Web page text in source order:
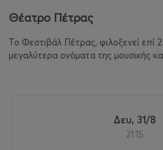
Θέατρο Πέτρας
Το Φεστιβάλ Πέτρας, φιλοξενεί επί
μεγαλύτερα ονόματα της μουσικής
Δευ, 31/8
21:15